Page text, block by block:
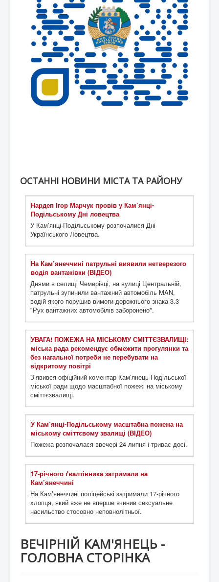
ОСТАННІ НОВИНИ МІСТА ТА РАЙОНУ
Нардеп Ігор Марчук провів у Кам’янці-
Подільському Дні ловецтва
У Кам’янці-Подільському розпочалися Дні
Українського Ловецтва.
На Кам’янеччині патрульні виявили нетверезого
водія вантажівки (ВІДЕО)
Днями в селищі Чемерівці, на вулиці Центральній,
патрульні зупинили вантажний автомобіль MAN,
водій якого порушив вимоги дорожнього знака 3.3
"Рух вантажних автомобілів заборонено".
УВАГА! ПОЖЕЖА НА МІСЬКОМУ СМІТТЄЗВАЛИЩІ:
міська рада рекомендує обмежити прогулянки та
без нагальної потреби не перебувати на
відкритому повітрі
З’явився офіційний коментар Кам’янець-Подільської
міської ради щодо масштабної пожежі на міському
сміттєзвалищі.
У Кам’янці-Подільському масштабна пожежа на
міському сміттєвому звалищі (ВІДЕО)
Пожежа розпочалася ввечері 24 липня і триває досі.
17-річного ґвалтівника затримали на
Кам’янеччині
На Камʼянеччині поліцейські затримали 17-річного
хлопця, який вже не вперше вчинив сексуальне
насильство стосовно неповнолітньої.
ВЕЧІРНІЙ КАМ'ЯНЕЦЬ -
ГОЛОВНА СТОРІНКА